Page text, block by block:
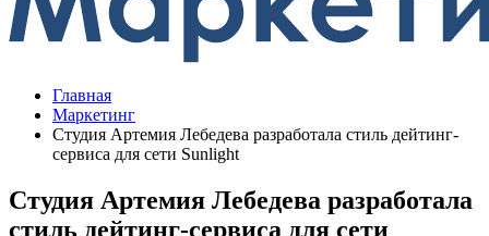
Главная
Маркетинг
Студия Артемия Лебедева разработала стиль дейтинг-
сервиса для сети Sunlight
Студия Артемия Лебедева разработала
стиль дейтинг-сервиса для сети